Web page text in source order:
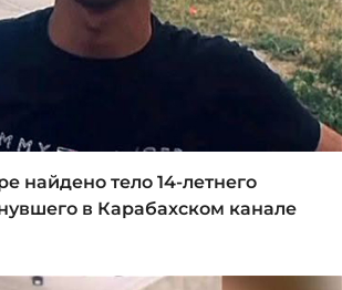
найдено тело 14-летнего
в Карабахском канале